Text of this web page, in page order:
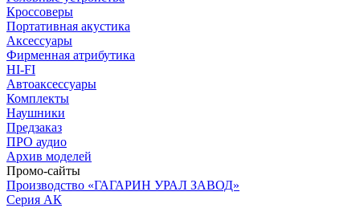
Кроссоверы
Портативная акустика
Аксессуары
Фирменная атрибутика
HI-FI
Автоаксессуары
Комплекты
Наушники
Предзаказ
ПРО аудио
Архив моделей
Промо-сайты
Производство «ГАГАРИН УРАЛ ЗАВОД»
Серия АК